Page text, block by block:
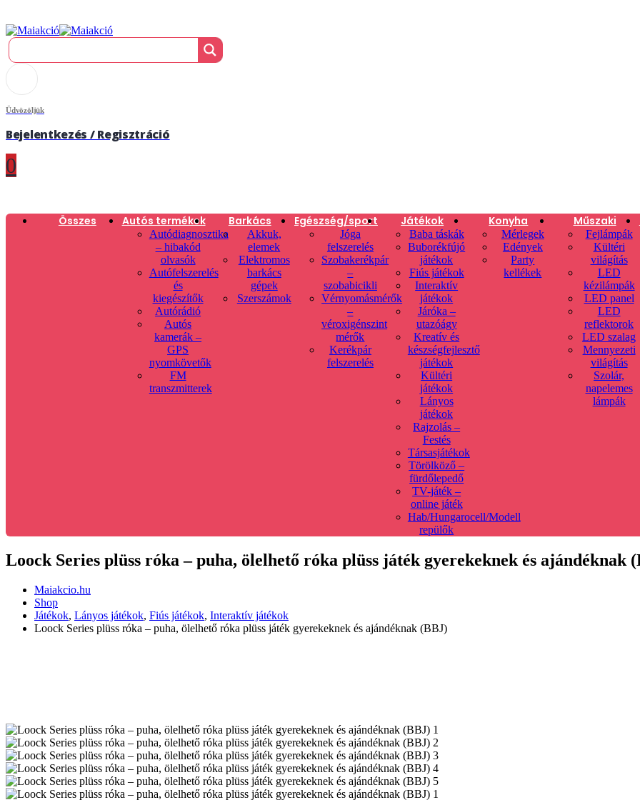
Üdvözöljük
Bejelentkezés / Regisztráció
0
Összes Autós termékek
Autódiagnosztika
– hibakód
olvasók
Autófelszerelés
és
kiegészítők
Autórádió
Autós
kamerák –
GPS
nyomkövetők
FM
transzmitterek
Barkács
Akkuk,
elemek
Elektromos
barkács
gépek
Szerszámok
Egészség/sport
Jóga
felszerelés
Szobakerékpár
–
szobabicikli
Vérnyomásmérők
–
véroxigénszint
mérők
Kerékpár
felszerelés
Játékok
Baba táskák
Buborékfújó
játékok
Fiús játékok
Interaktív
játékok
Járóka –
utazóágy
Kreatív és
készségfejlesztő
játékok
Kültéri
játékok
Lányos
játékok
Rajzolás –
Festés
Társasjátékok
Törölköző –
fürdőlepedő
TV-játék –
online játék
Hab/Hungarocell/Modell
repülők
Konyha
Mérlegek
Edények
Party
kellékek
Műszaki
Fejlámpák
Kültéri
világítás
LED
kézilámpák
LED panel
LED
reflektorok
LED szalag
Mennyezeti
világítás
Szolár,
napelemes
lámpák
Loock Series plüss róka – puha, ölelhető róka plüss játék gyerekeknek és ajándéknak
Maiakcio.hu
Shop
Játékok, Lányos játékok, Fiús játékok, Interaktív játékok
Loock Series plüss róka – puha, ölelhető róka plüss játék gyerekeknek és ajándéknak (BBJ)